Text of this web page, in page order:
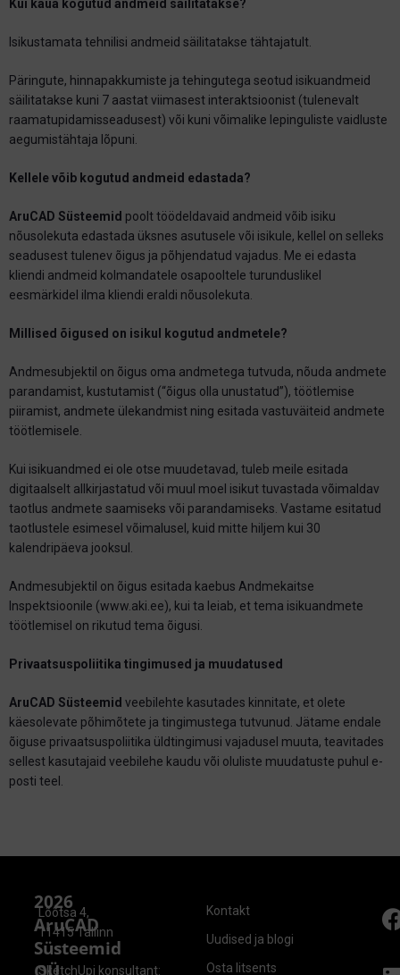
Kui kaua kogutud andmeid säilitatakse?
Isikustamata tehnilisi andmeid säilitatakse tähtajatult.
Päringute, hinnapakkumiste ja tehingutega seotud isikuandmeid
säilitatakse kuni 7 aastat viimasest interaktsioonist (tulenevalt
raamatupidamisseadusest) või kuni võimalike lepinguliste vaidluste
aegumistähtaja lõpuni.
Kellele võib kogutud andmeid edastada?
AruCAD Süsteemid poolt töödeldavaid andmeid võib isiku
nõusolekuta edastada üksnes asutusele või isikule, kellel on selleks
seadusest tulenev õigus ja põhjendatud vajadus. Me ei edasta
kliendi andmeid kolmandatele osapooltele turunduslikel
eesmärkidel ilma kliendi eraldi nõusolekuta.
Millised õigused on isikul kogutud andmetele?
Andmesubjektil on õigus oma andmetega tutvuda, nõuda andmete
parandamist, kustutamist (“õigus olla unustatud”), töötlemise
piiramist, andmete ülekandmist ning esitada vastuväiteid andmete
töötlemisele.
Kui isikuandmed ei ole otse muudetavad, tuleb meile esitada
digitaalselt allkirjastatud või muul moel isikut tuvastada võimaldav
taotlus andmete saamiseks või parandamiseks. Vastame esitatud
taotlustele esimesel võimalusel, kuid mitte hiljem kui 30
kalendripäeva jooksul.
Andmesubjektil on õigus esitada kaebus Andmekaitse
Inspektsioonile (www.aki.ee), kui ta leiab, et tema isikuandmete
töötlemisel on rikutud tema õigusi.
Privaatsuspoliitika tingimused ja muudatused
AruCAD Süsteemid veebilehte kasutades kinnitate, et olete
käesolevate põhimõtete ja tingimustega tutvunud. Jätame endale
õiguse privaatsuspoliitika üldtingimusi vajadusel muuta, teavitades
sellest kasutajaid veebilehe kaudu või oluliste muudatuste puhul e-
posti teel.
2026
AruCAD
Süsteemid
Lõõtsa 4,
11415 Tallinn
SketchUpi konsultant:
Kontakt
Uudised ja blogi
Osta litsents